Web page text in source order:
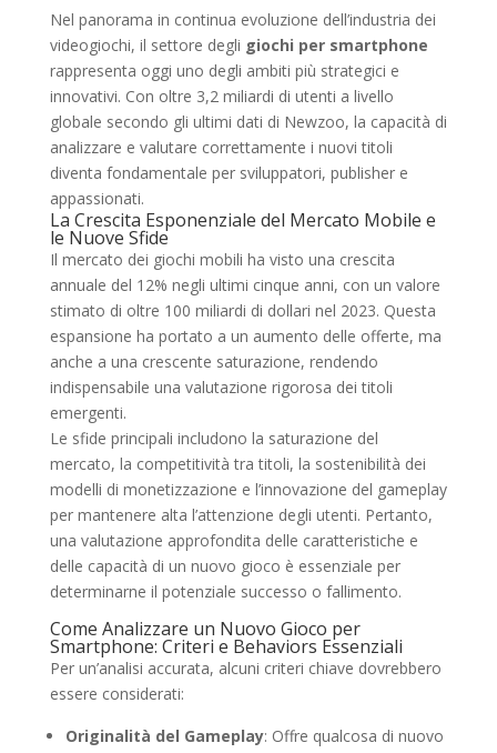
Nel panorama in continua evoluzione dell’industria dei
videogiochi, il settore degli giochi per smartphone
rappresenta oggi uno degli ambiti più strategici e
innovativi. Con oltre 3,2 miliardi di utenti a livello
globale secondo gli ultimi dati di Newzoo, la capacità di
analizzare e valutare correttamente i nuovi titoli
diventa fondamentale per sviluppatori, publisher e
appassionati.
La Crescita Esponenziale del Mercato Mobile e
le Nuove Sfide
Il mercato dei giochi mobili ha visto una crescita
annuale del 12% negli ultimi cinque anni, con un valore
stimato di oltre 100 miliardi di dollari nel 2023. Questa
espansione ha portato a un aumento delle offerte, ma
anche a una crescente saturazione, rendendo
indispensabile una valutazione rigorosa dei titoli
emergenti.
Le sfide principali includono la saturazione del
mercato, la competitività tra titoli, la sostenibilità dei
modelli di monetizzazione e l’innovazione del gameplay
per mantenere alta l’attenzione degli utenti. Pertanto,
una valutazione approfondita delle caratteristiche e
delle capacità di un nuovo gioco è essenziale per
determinarne il potenziale successo o fallimento.
Come Analizzare un Nuovo Gioco per
Smartphone: Criteri e Behaviors Essenziali
Per un’analisi accurata, alcuni criteri chiave dovrebbero
essere considerati:
Originalità del Gameplay: Offre qualcosa di nuovo